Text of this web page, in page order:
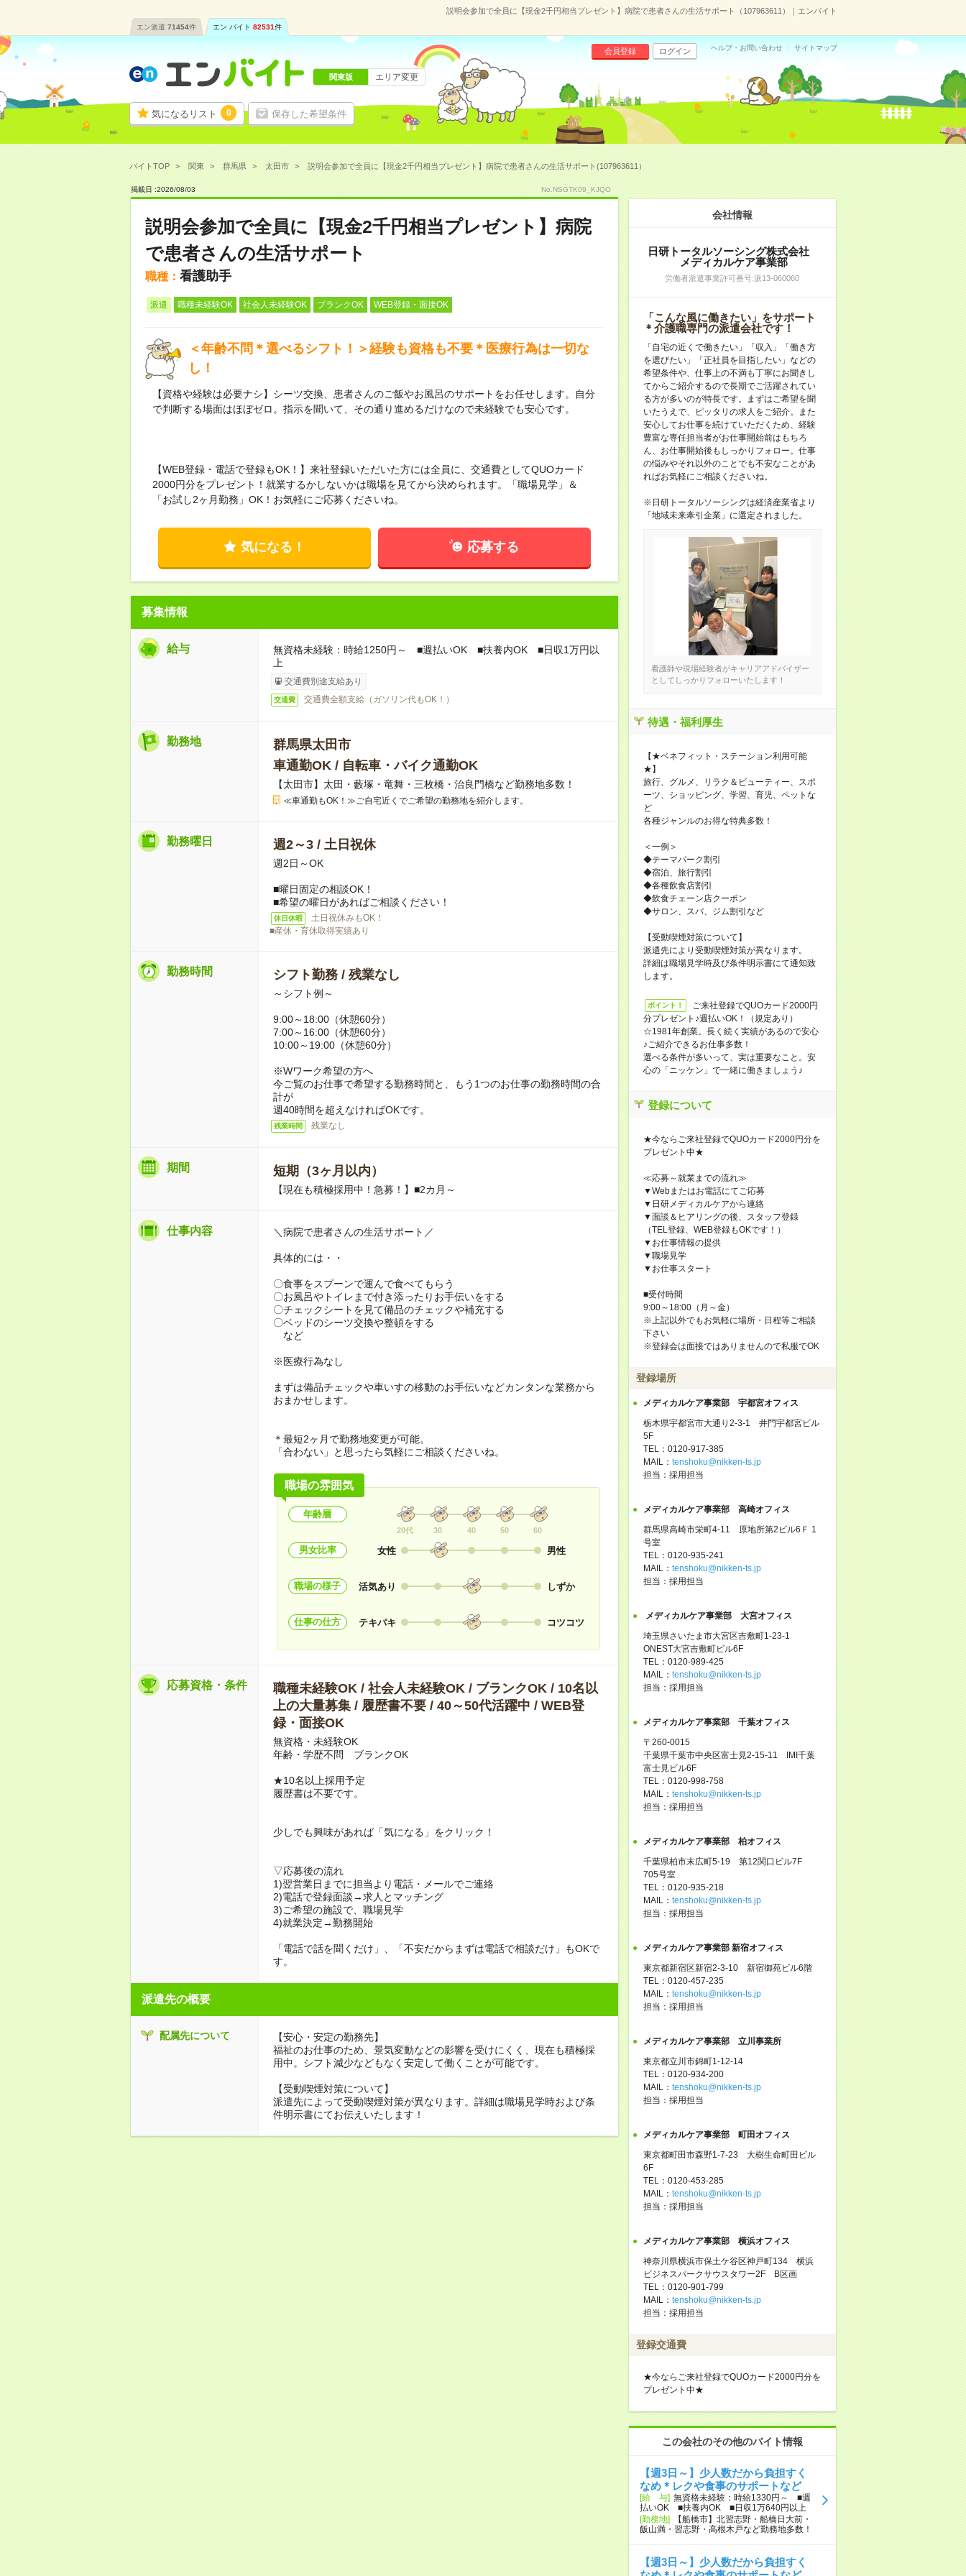
説明会参加で全員に【現金2千円相当プレゼント】病院で患者さんの生活サポート（107963611）｜エンバイト
エン派遣 71454件 エン バイト 82531件
気になるリスト 0 保存した希望条件
会員登録 ログイン ヘルプ・お問い合わせ サイトマップ
関東版 エリア変更
バイトTOP 関東 群馬県 太田市 説明会参加で全員に【現金2千円相当プレゼント】病院で患者さんの生活サポート(107963611）
掲載日 :2026/08/03 No.NSGTK09_KJQO
説明会参加で全員に【現金2千円相当プレゼント】病院
で患者さんの生活サポート
職種： 看護助手
派遣 職種未経験OK 社会人未経験OK ブランクOK WEB登録・面接OK
＜年齢不問＊選べるシフト！＞経験も資格も不要＊医療行為は一切な
し！
【資格や経験は必要ナシ】シーツ交換、患者さんのご飯やお風呂のサポートをお任せします。自分
で判断する場面はほぼゼロ。指示を聞いて、その通り進めるだけなので未経験でも安心です。
【WEB登録・電話で登録もOK！】来社登録いただいた方には全員に、交通費としてQUOカード
2000円分をプレゼント！就業するかしないかは職場を見てから決められます。「職場見学」＆
「お試し2ヶ月勤務」OK！お気軽にご応募くださいね。
気になる！ 応募する
募集情報
給与
無資格未経験：時給1250円～ ■週払いOK ■扶養内OK ■日収1万円以
上
交通費別途支給あり
交通費 交通費全額支給（ガソリン代もOK！）
勤務地
群馬県太田市
車通勤OK / 自転車・バイク通勤OK
【太田市】太田・藪塚・竜舞・三枚橋・治良門橋など勤務地多数！
≪車通勤もOK！≫ご自宅近くでご希望の勤務地を紹介します。
勤務曜日 週2～3 / 土日祝休
週2日～OK
■曜日固定の相談OK！
■希望の曜日があればご相談ください！
休日休暇
土日祝休みもOK！
■産休・育休取得実績あり
勤務時間 シフト勤務 / 残業なし
～シフト例～
9:00～18:00（休憩60分）
7:00～16:00（休憩60分）
10:00～19:00（休憩60分）
※Wワーク希望の方へ
今ご覧のお仕事で希望する勤務時間と、もう1つのお仕事の勤務時間の合
計が
週40時間を超えなければOKです。
残業時間 残業なし
期間 短期（3ヶ月以内）
【現在も積極採用中！急募！】■2カ月～
仕事内容 ＼病院で患者さんの生活サポート／
具体的には・・
〇食事をスプーンで運んで食べてもらう
〇お風呂やトイレまで付き添ったりお手伝いをする
〇チェックシートを見て備品のチェックや補充する
〇ベッドのシーツ交換や整頓をする
など
※医療行為なし
まずは備品チェックや車いすの移動のお手伝いなどカンタンな業務から
おまかせします。
＊最短2ヶ月で勤務地変更が可能。
「合わない」と思ったら気軽にご相談くださいね。
職場の雰囲気
年齢層
20代 30 40 50 60
男女比率 女性 男性
職場の様子 活気あり しずか
仕事の仕方 テキパキ コツコツ
応募資格・条件
職種未経験OK / 社会人未経験OK / ブランクOK / 10名以
上の大量募集 / 履歴書不要 / 40～50代活躍中 / WEB登
録・面接OK
無資格・未経験OK
年齢・学歴不問 ブランクOK
★10名以上採用予定
履歴書は不要です。
少しでも興味があれば「気になる」をクリック！
▽応募後の流れ
1)翌営業日までに担当より電話・メールでご連絡
2)電話で登録面談→求人とマッチング
3)ご希望の施設で、職場見学
4)就業決定→勤務開始
「電話で話を聞くだけ」、「不安だからまずは電話で相談だけ」もOKで
す。
派遣先の概要
配属先について
【安心・安定の勤務先】
福祉のお仕事のため、景気変動などの影響を受けにくく、現在も積極採
用中。シフト減少などもなく安定して働くことが可能です。
【受動喫煙対策について】
派遣先によって受動喫煙対策が異なります。詳細は職場見学時および条
件明示書にてお伝えいたします！
会社情報
日研トータルソーシング株式会社
メディカルケア事業部
労働者派遣事業許可番号:派13-060060
「こんな風に働きたい」をサポート
＊介護職専門の派遣会社です！
「自宅の近くで働きたい」「収入」「働き方
を選びたい」「正社員を目指したい」などの
希望条件や、仕事上の不満も丁寧にお聞きし
てからご紹介するので長期でご活躍されてい
る方が多いのが特長です。まずはご希望を聞
いたうえで、ピッタリの求人をご紹介。また
安心してお仕事を続けていただくため、経験
豊富な専任担当者がお仕事開始前はもちろ
ん、お仕事開始後もしっかりフォロー。仕事
の悩みやそれ以外のことでも不安なことがあ
ればお気軽にご相談くださいね。
※日研トータルソーシングは経済産業省より
「地域未来牽引企業」に選定されました。
看護師や現場経験者がキャリアアドバイザー
としてしっかりフォローいたします！
待遇・福利厚生
【★ベネフィット・ステーション利用可能
★】
旅行、グルメ、リラク＆ビューティー、スポ
ーツ、ショッピング、学習、育児、ペットな
ど
各種ジャンルのお得な特典多数！
＜一例＞
◆テーマパーク割引
◆宿泊、旅行割引
◆各種飲食店割引
◆飲食チェーン店クーポン
◆サロン、スパ、ジム割引など
【受動喫煙対策について】
派遣先により受動喫煙対策が異なります。
詳細は職場見学時及び条件明示書にて通知致
します。
ポイント！
ご来社登録でQUOカード2000円
分プレゼント♪週払いOK！（規定あり）
☆1981年創業。長く続く実績があるので安心
♪ご紹介できるお仕事多数！
選べる条件が多いって、実は重要なこと。安
心の「ニッケン」で一緒に働きましょう♪
登録について
★今ならご来社登録でQUOカード2000円分を
プレゼント中★
≪応募～就業までの流れ≫
▼Webまたはお電話にてご応募
▼日研メディカルケアから連絡
▼面談＆ヒアリングの後、スタッフ登録
（TEL登録、WEB登録もOKです！）
▼お仕事情報の提供
▼職場見学
▼お仕事スタート
■受付時間
9:00～18:00（月～金）
※上記以外でもお気軽に場所・日程等ご相談
下さい
※登録会は面接ではありませんので私服でOK
登録場所
メディカルケア事業部 宇都宮オフィス
栃木県宇都宮市大通り2-3-1 井門宇都宮ビル
5F
TEL：0120-917-385
MAIL： tenshoku@nikken-ts.jp
担当：採用担当
メディカルケア事業部 高崎オフィス
群馬県高崎市栄町4-11 原地所第2ビル6Ｆ 1
号室
TEL：0120-935-241
MAIL： tenshoku@nikken-ts.jp
担当：採用担当
メディカルケア事業部 大宮オフィス
埼玉県さいたま市大宮区吉敷町1-23-1
ONEST大宮吉敷町ビル6F
TEL：0120-989-425
MAIL： tenshoku@nikken-ts.jp
担当：採用担当
メディカルケア事業部 千葉オフィス
〒260-0015
千葉県千葉市中央区富士見2-15-11 IMI千葉
富士見ビル6F
TEL：0120-998-758
MAIL： tenshoku@nikken-ts.jp
担当：採用担当
メディカルケア事業部 柏オフィス
千葉県柏市末広町5-19 第12関口ビル7F
705号室
TEL：0120-935-218
MAIL： tenshoku@nikken-ts.jp
担当：採用担当
メディカルケア事業部 新宿オフィス
東京都新宿区新宿2-3-10 新宿御苑ビル6階
TEL：0120-457-235
MAIL： tenshoku@nikken-ts.jp
担当：採用担当
メディカルケア事業部 立川事業所
東京都立川市錦町1-12-14
TEL：0120-934-200
MAIL： tenshoku@nikken-ts.jp
担当：採用担当
メディカルケア事業部 町田オフィス
東京都町田市森野1-7-23 大樹生命町田ビル
6F
TEL：0120-453-285
MAIL： tenshoku@nikken-ts.jp
担当：採用担当
メディカルケア事業部 横浜オフィス
神奈川県横浜市保土ケ谷区神戸町134 横浜
ビジネスパークサウスタワー2F B区画
TEL：0120-901-799
MAIL： tenshoku@nikken-ts.jp
担当：採用担当
登録交通費
★今ならご来社登録でQUOカード2000円分を
プレゼント中★
この会社のその他のバイト情報
【週3日～】少人数だから負担すく
なめ＊レクや食事のサポートなど
[給 与] 無資格未経験：時給1330円～ ■週
払いOK ■扶養内OK ■日収1万640円以上
[勤務地]
【船橋市】北習志野・船橋日大前・
飯山満・習志野・高根木戸など勤務地多数！
【週3日～】少人数だから負担すく